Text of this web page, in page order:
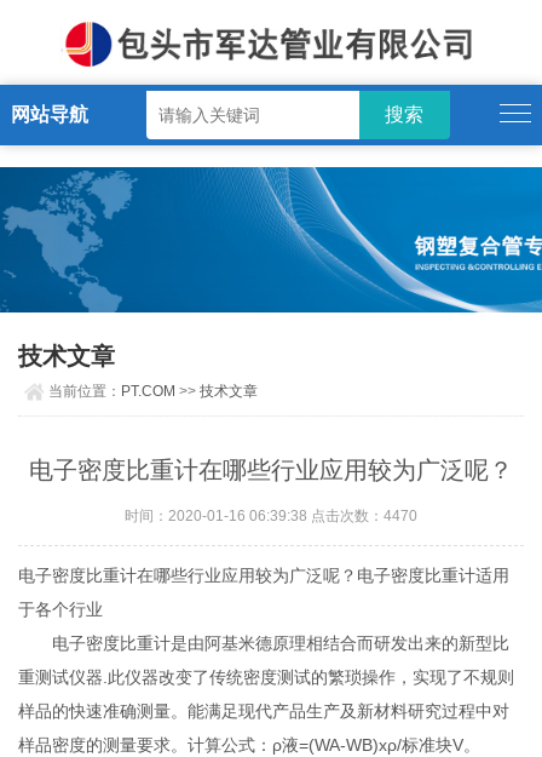
PT.COM
网站导航
技术文章
当前位置： PT.COM >>技术文章
电子密度比重计在哪些行业应用较为广泛呢？
时间：2020-01-16 06:39:38 点击次数：4470
电子密度比重计在哪些行业应用较为广泛呢？电子密度比重计适用
于各个行业
电子密度比重计是由阿基米德原理相结合而研发出来的新型比
重测试仪器.此仪器改变了传统密度测试的繁琐操作，实现了不规则
样品的快速准确测量。能满足现代产品生产及新材料研究过程中对
样品密度的测量要求。计算公式：ρ液=(WA-WB)xρ/标准块V。